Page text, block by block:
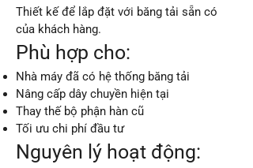
Thiết kế để lắp đặt với băng tải sẵn có
của khách hàng.
Phù hợp cho:
Nhà máy đã có hệ thống băng tải
Nâng cấp dây chuyền hiện tại
Thay thế bộ phận hàn cũ
Tối ưu chi phí đầu tư
Nguyên lý hoạt động: